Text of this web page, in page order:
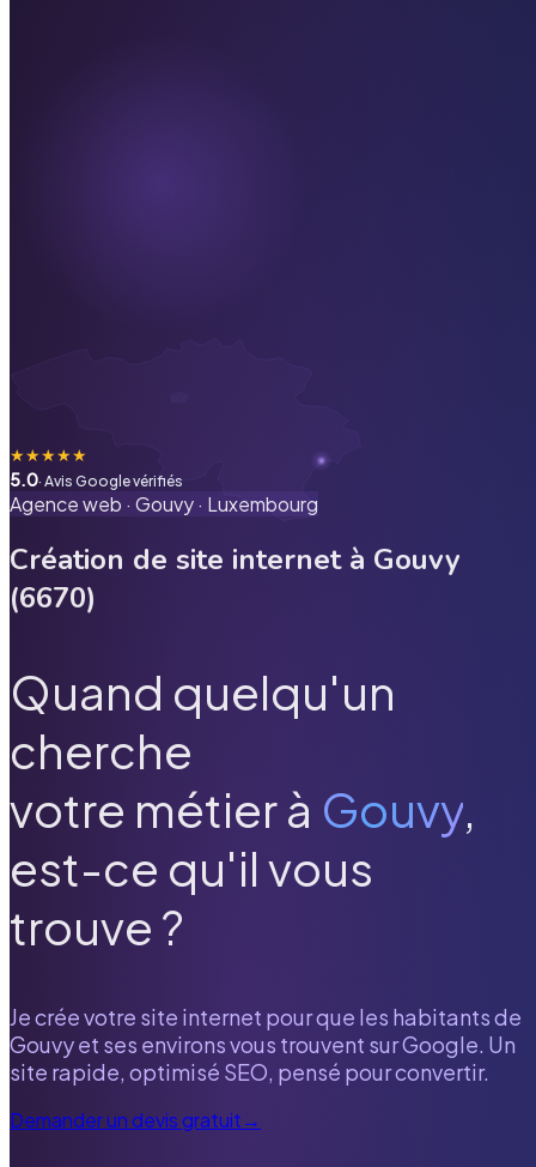
★★★★★
5.0· Avis Google vérifiés
Agence web · Gouvy· Luxembourg
Création de site internet à Gouvy
(6670)
Quand quelqu'un
cherche
votre métier à Gouvy,
est-ce qu'il vous
trouve ?
Je crée votre site internet pour que les habitants de
Gouvyet ses environs vous trouvent sur Google. Un
site rapide, optimisé SEO, pensé pour convertir.
Demander un devis gratuit→